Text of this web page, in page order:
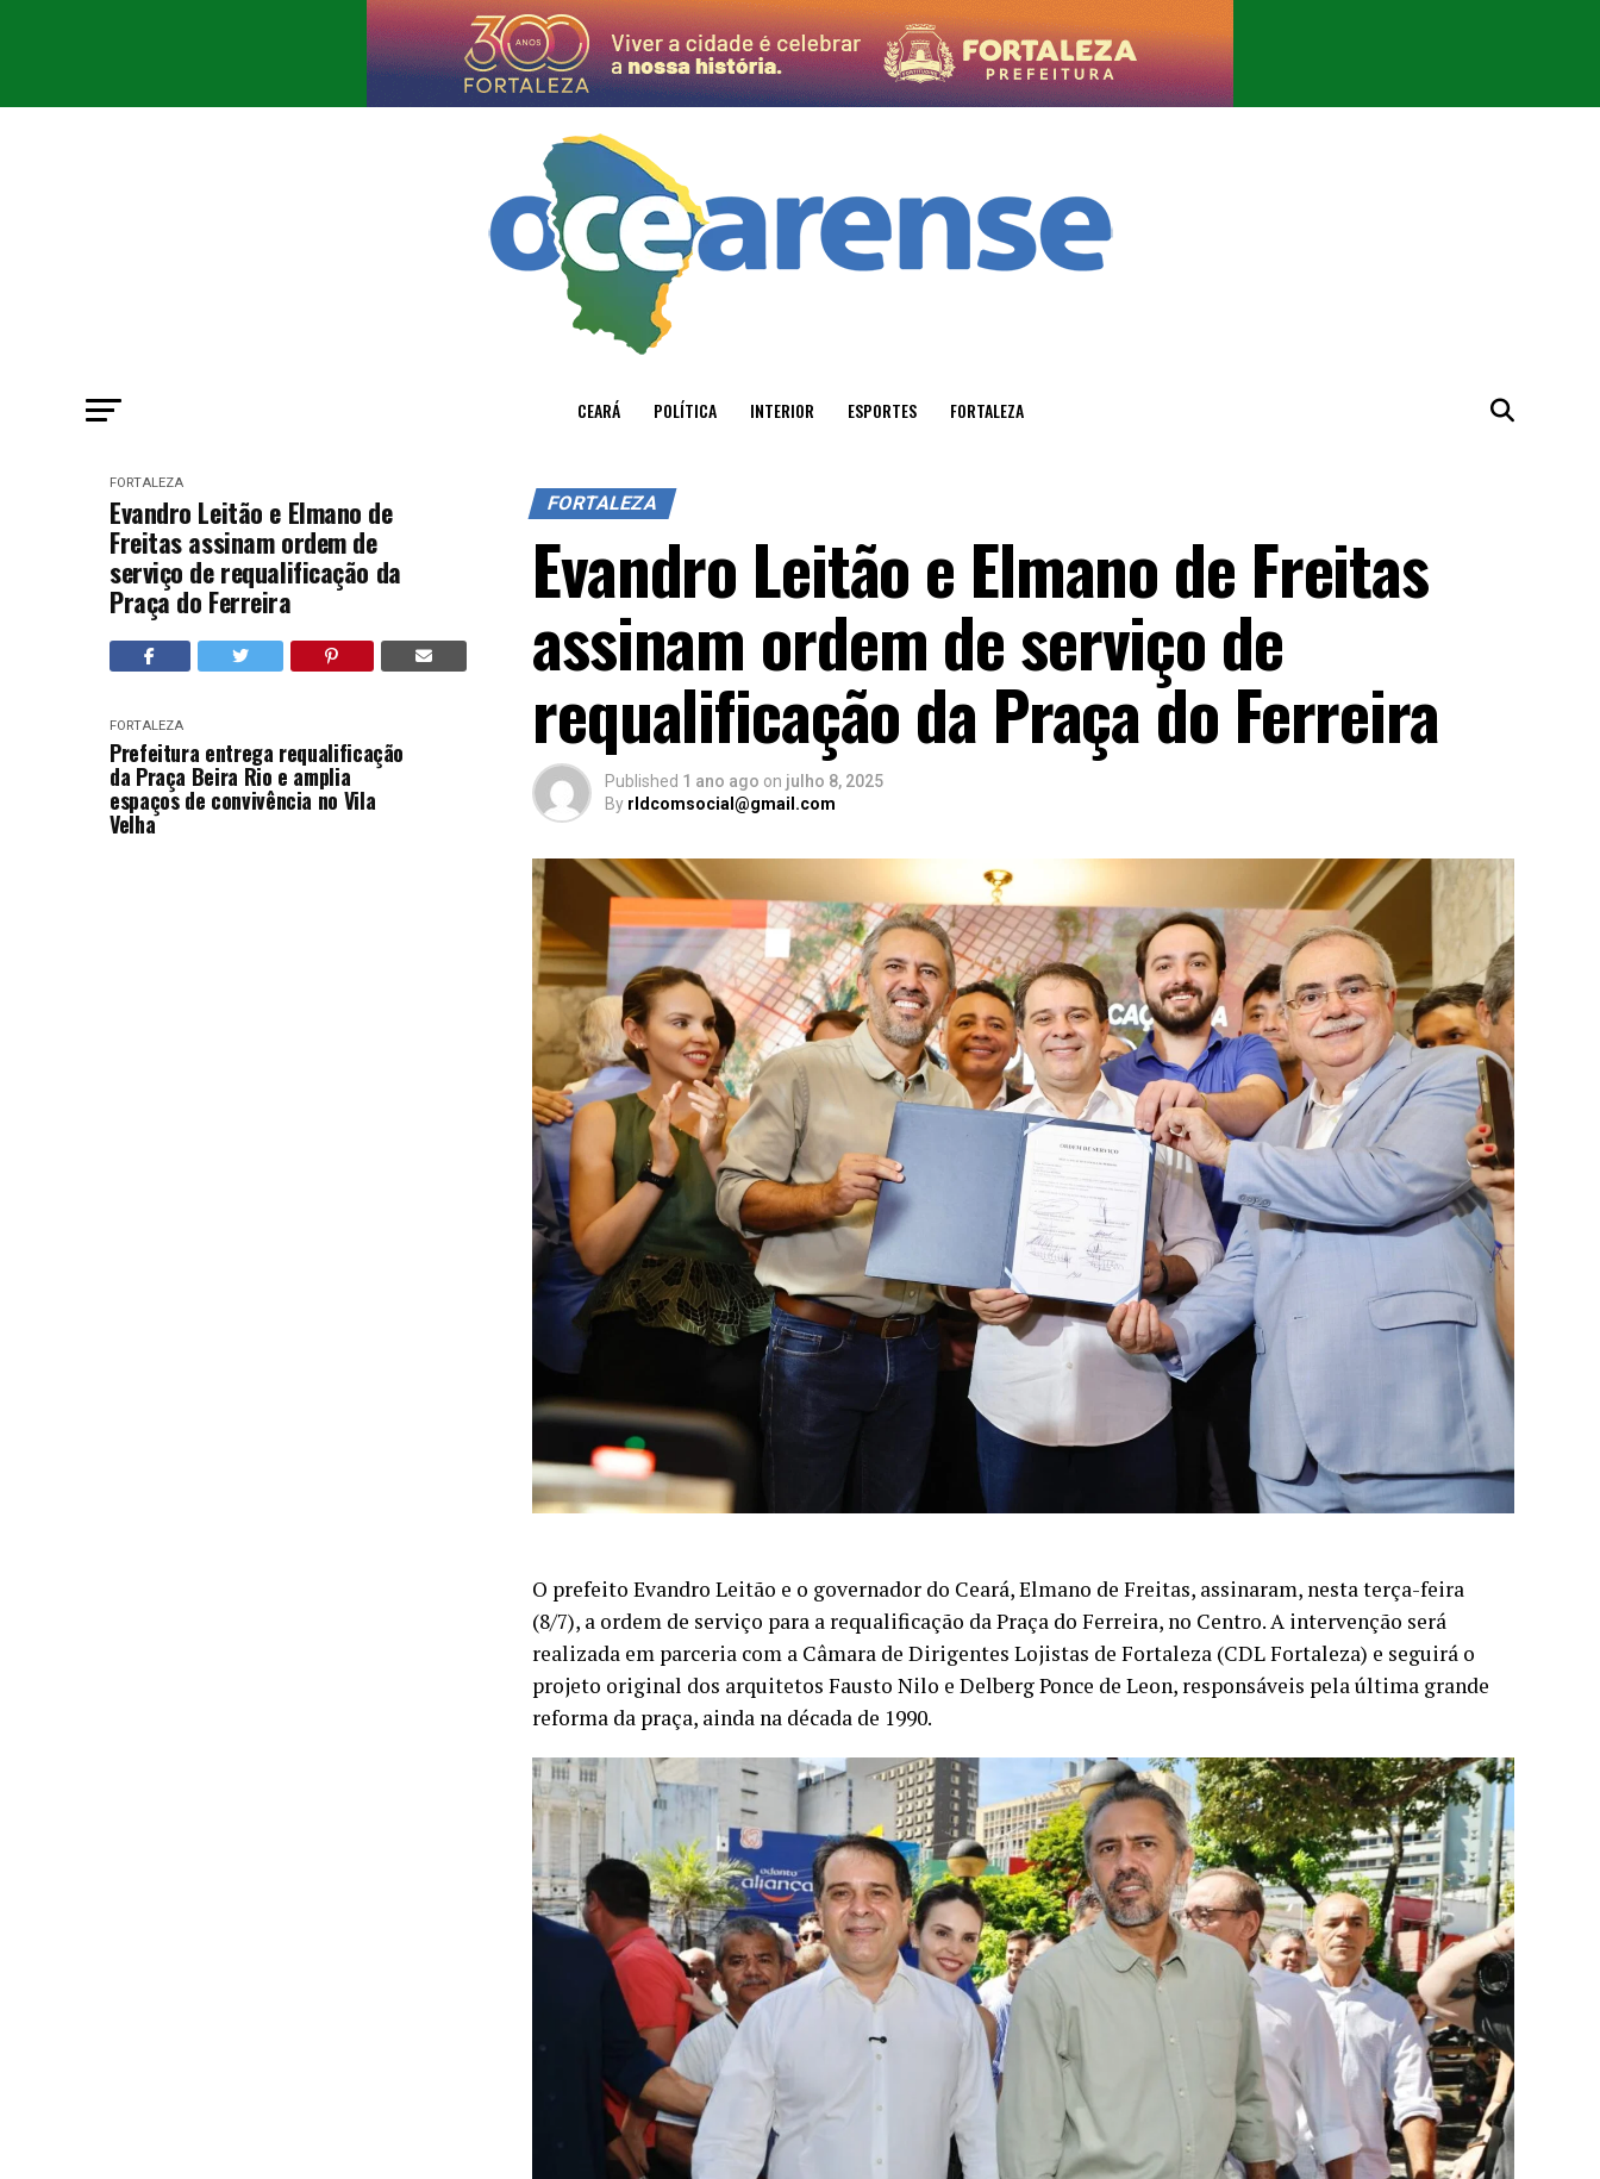
CEARÁ POLÍTICA INTERIOR ESPORTES FORTALEZA
FORTALEZA
Evandro Leitão e Elmano de
Freitas assinam ordem de
serviço de requalificação da
Praça do Ferreira
FORTALEZA
Prefeitura entrega requalificação
da Praça Beira Rio e amplia
espaços de convivência no Vila
Velha
FORTALEZA
Evandro Leitão e Elmano de Freitas
assinam ordem de serviço de
requalificação da Praça do Ferreira
Published 1 ano ago on julho 8, 2025
By rldcomsocial@gmail.com
O prefeito Evandro Leitão e o governador do Ceará, Elmano de Freitas, assinaram, nesta terça-feira
(8/7), a ordem de serviço para a requalificação da Praça do Ferreira, no Centro. A intervenção será
realizada em parceria com a Câmara de Dirigentes Lojistas de Fortaleza (CDL Fortaleza) e seguirá o
projeto original dos arquitetos Fausto Nilo e Delberg Ponce de Leon, responsáveis pela última grande
reforma da praça, ainda na década de 1990.